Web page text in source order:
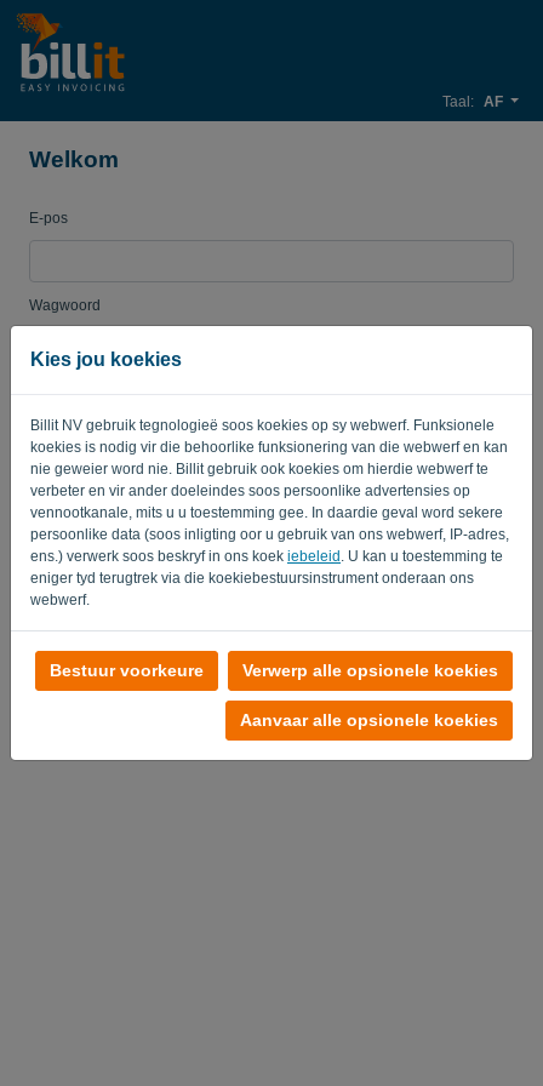
Kies jou koekies
Billit NV gebruik tegnologieë soos koekies op sy webwerf. Funksionele
koekies is nodig vir die behoorlike funksionering van die webwerf en kan
nie geweier word nie. Billit gebruik ook koekies om hierdie webwerf te
verbeter en vir ander doeleindes soos persoonlike advertensies op
vennootkanale, mits u u toestemming gee. In daardie geval word sekere
persoonlike data (soos inligting oor u gebruik van ons webwerf, IP-adres,
ens.) verwerk soos beskryf in ons koek iebeleid . U kan u toestemming te
eniger tyd terugtrek via die koekiebestuursinstrument onderaan ons
webwerf.
Bestuur voorkeure Verwerp alle opsionele koekies
Aanvaar alle opsionele koekies
Taal: AF
Welkom
E-pos
Wagwoord
TEKEN IN
Geen rekening?
Probeer het nu uit
Terme en voorwaardes